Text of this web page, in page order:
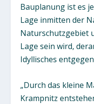
Bauplanung ist es
Lage inmitten der
Naturschutzgebiet
Lage sein wird,
Idyllisches
„Durch das kleine
Krampnitz